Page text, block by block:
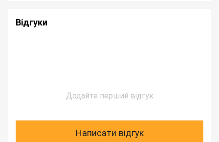
Відгуки
Додайте перший відгук
Написати відгук